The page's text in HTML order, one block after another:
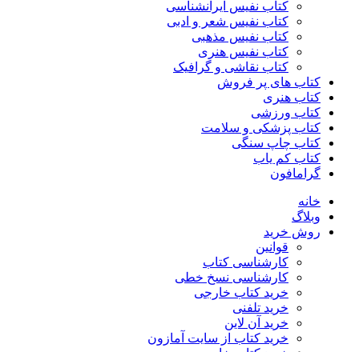
کتاب نفیس ایرانشناسی
کتاب نفیس شعر و ادبی
کتاب نفیس مذهبی
کتاب نفیس هنری
کتاب نقاشی و گرافیک
کتاب های پر فروش
کتاب هنری
کتاب ورزشی
کتاب پزشکی و سلامت
کتاب چاپ سنگی
کتاب کم یاب
گرامافون
خانه
وبلاگ
روش خرید
قوانین
کارشناسی کتاب
کارشناسی نسخ خطی
خرید کتاب خارجی
خرید تلفنی
خرید آن لاین
خرید کتاب از سایت آمازون